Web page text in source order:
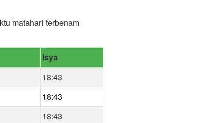
matahari terbenam
Isya
18:43
18:43
18:43